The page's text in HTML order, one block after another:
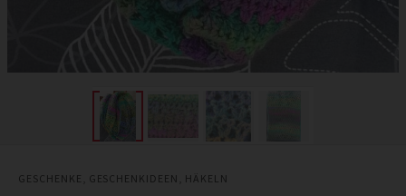
GESCHENKE GESCHENKIDEEN HÄKELN